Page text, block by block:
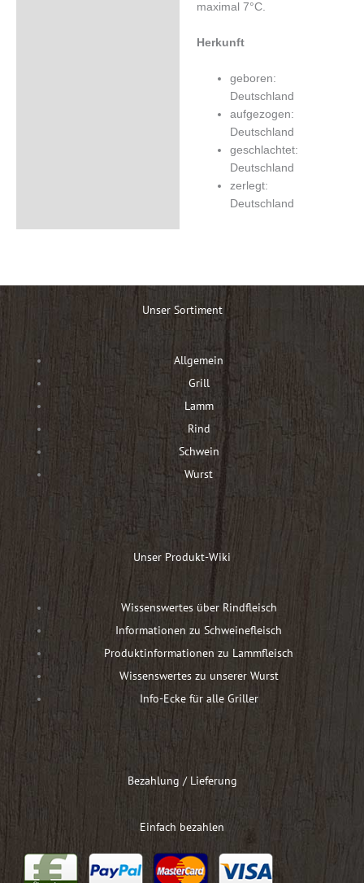
maximal 7°C.
Herkunft
geboren:
Deutschland
aufgezogen:
Deutschland
geschlachtet:
Deutschland
zerlegt:
Deutschland
Unser Sortiment
Allgemein
Grill
Lamm
Rind
Schwein
Wurst
Unser Produkt-Wiki
Wissenswertes über Rindfleisch
Informationen zu Schweinefleisch
Produktinformationen zu Lammfleisch
Wissenswertes zu unserer Wurst
Info-Ecke für alle Griller
Bezahlung / Lieferung
Einfach bezahlen